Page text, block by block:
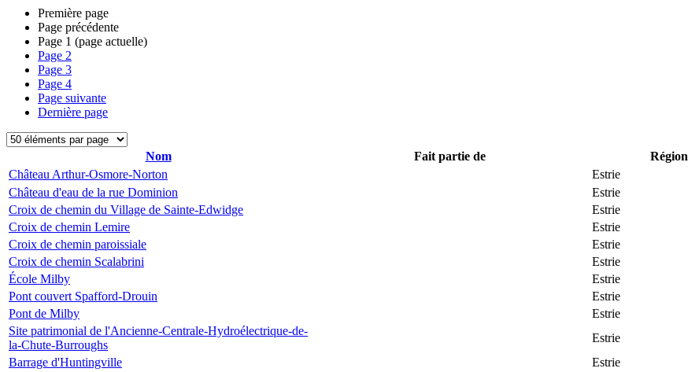
Première page
Page précédente
Page 1 (page actuelle)
Page 2
Page 3
Page 4
Page suivante
Dernière page
Nom Fait partie de Région
Château Arthur-Osmore-Norton
Estrie
Château d'eau de la rue Dominion
Estrie
Croix de chemin du Village de Sainte-Edwidge
Estrie
Croix de chemin Lemire
Estrie
Croix de chemin paroissiale
Estrie
Croix de chemin Scalabrini
Estrie
École Milby
Estrie
Pont couvert Spafford-Drouin
Estrie
Pont de Milby
Estrie
Site patrimonial de l'Ancienne-Centrale-Hydroélectrique-de-
la-Chute-Burroughs
Estrie
Barrage d'Huntingville
Estrie